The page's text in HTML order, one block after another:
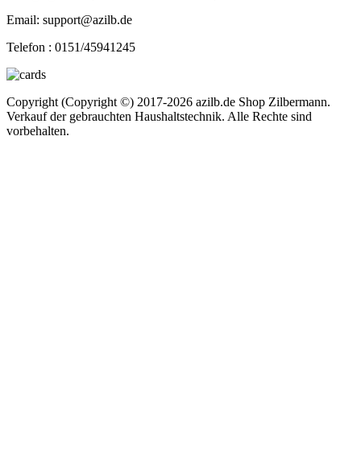
Email: support@azilb.de
Telefon : 0151/45941245
Copyright (Copyright ©) 2017-2026 azilb.de Shop Zilbermann.
Verkauf der gebrauchten Haushaltstechnik. Alle Rechte sind
vorbehalten.